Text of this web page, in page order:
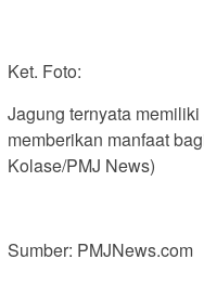
Ket. Foto:
Jagung ternyata
memberikan manfaat
Kolase/PMJ News)
Sumber: PMJNews.com